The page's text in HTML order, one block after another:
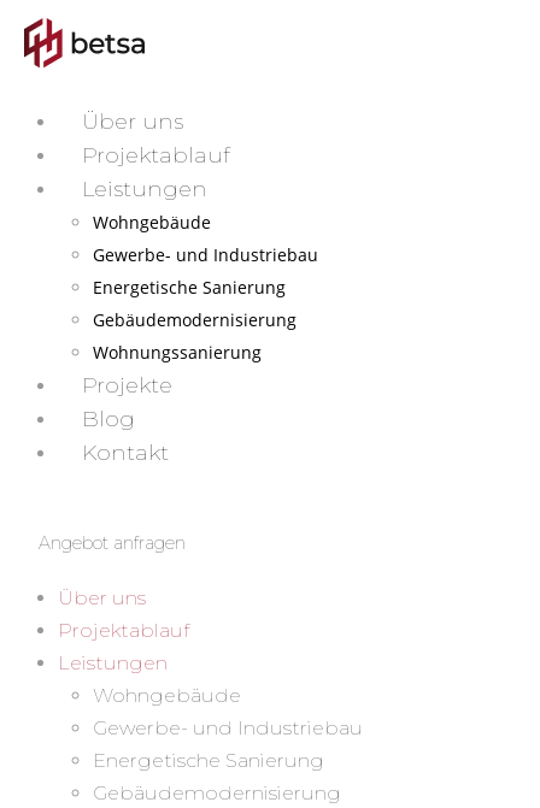
Über uns
Projektablauf
Leistungen
Wohngebäude
Gewerbe- und Industriebau
Energetische Sanierung
Gebäudemodernisierung
Wohnungssanierung
Projekte
Blog
Kontakt
Angebot anfragen
Über uns
Projektablauf
Leistungen
Wohngebäude
Gewerbe- und Industriebau
Energetische Sanierung
Gebäudemodernisierung